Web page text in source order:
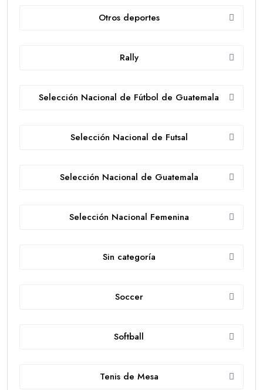
Otros deportes
Rally
Selección Nacional de Fútbol de Guatemala
Selección Nacional de Futsal
Selección Nacional de Guatemala
Selección Nacional Femenina
Sin categoría
Soccer
Softball
Tenis de Mesa